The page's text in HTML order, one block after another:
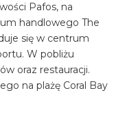
Pafos, na
handlowego The
się w centrum
W pobliżu
oraz restauracji.
na plażę Coral Bay